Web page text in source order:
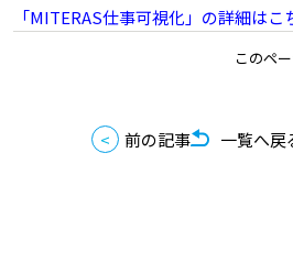
「MITERAS仕事可視化」の詳細はこ
このペ
前の記事 一覧へ戻